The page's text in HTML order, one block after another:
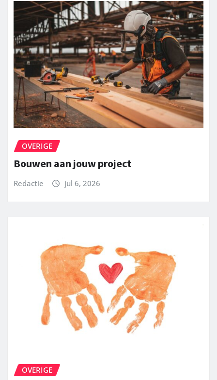
OVERIGE
Bouwen aan jouw project
Redactie jul 6, 2026
OVERIGE